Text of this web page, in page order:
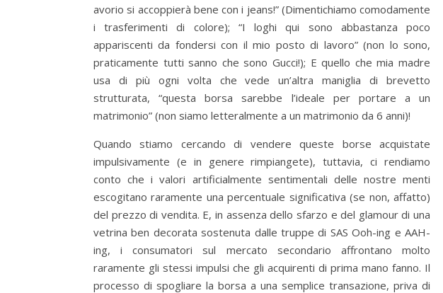
avorio si accoppierà bene con i jeans!” (Dimentichiamo comodamente
i trasferimenti di colore); “I loghi qui sono abbastanza poco
appariscenti da fondersi con il mio posto di lavoro” (non lo sono,
praticamente tutti sanno che sono Gucci!); E quello che mia madre
usa di più ogni volta che vede un’altra maniglia di brevetto
strutturata, “questa borsa sarebbe l’ideale per portare a un
matrimonio” (non siamo letteralmente a un matrimonio da 6 anni)!
Quando stiamo cercando di vendere queste borse acquistate
impulsivamente (e in genere rimpiangete), tuttavia, ci rendiamo
conto che i valori artificialmente sentimentali delle nostre menti
escogitano raramente una percentuale significativa (se non, affatto)
del prezzo di vendita. E, in assenza dello sfarzo e del glamour di una
vetrina ben decorata sostenuta dalle truppe di SAS Ooh-ing e AAH-
ing, i consumatori sul mercato secondario affrontano molto
raramente gli stessi impulsi che gli acquirenti di prima mano fanno. Il
processo di spogliare la borsa a una semplice transazione, priva di